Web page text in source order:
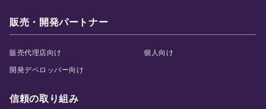
販売・開発パートナー
販売代理店向け 個人向け
開発デベロッパー向け
信頼の取り組み